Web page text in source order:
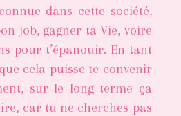
dans cette société,
job, gagner ta Vie, voire
pour t’épanouir. En tant
cela puisse te convenir
sur le long terme ça
car tu ne cherches pas